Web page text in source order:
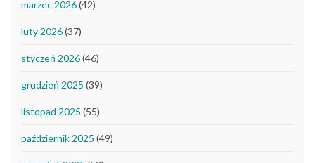
marzec 2026(42)
luty 2026(37)
styczeń 2026(46)
grudzień 2025 (39)
listopad 2025 (55)
październik 2025 (49)